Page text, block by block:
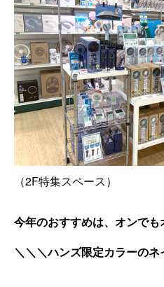
（2F特集スペース）
今年のおすすめは、オンでも
＼＼＼ハンズ限定カラーのネ